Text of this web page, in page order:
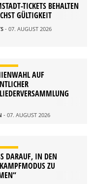
TICKETS BEHALTEN
GÜLTIGKEIT
- 07. AUGUST 2026
AUF
- 07. AUGUST 2026
DARAUF, IN DEN W
ZU K